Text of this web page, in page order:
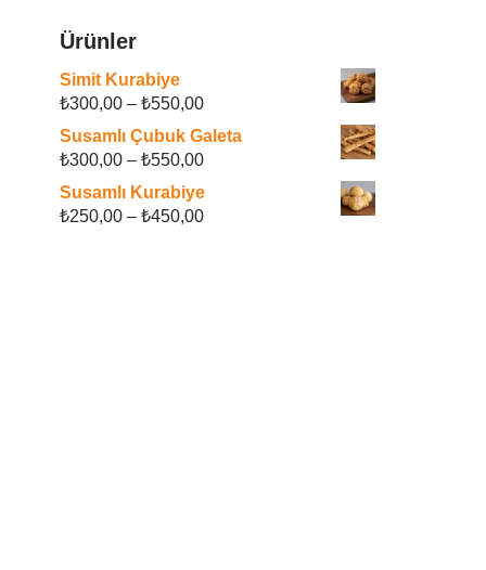
Ürünler
Simit Kurabiye
₺300,00 – ₺550,00
Susamlı Çubuk Galeta
₺300,00 – ₺550,00
Susamlı Kurabiye
₺250,00 – ₺450,00